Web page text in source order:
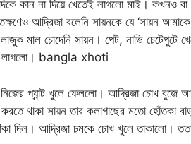
কান না দিয়ে খেতেই লাগলো মাই। কখনও
আদ্রিজা বলেনি সায়নকে যে ‘সায়ন
মাল চোদেনি সায়ন। পেট, নাভি চেটেপুটে
লাগলো। bangla xhoti
নিজের প্যান্ট খুলে ফেললো। আদ্রিজা চোখ
থাকা সায়ন তার কলাগাছের মতো হোঁতকা
দিল। আদ্রিজা চমকে চোখ খুলে তাকালো।